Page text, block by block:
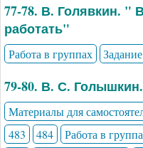
77-78. В. Голявкин. "
работать"
Работа в группах
79-80. В. С.
Материалы для
483
484 Работа в